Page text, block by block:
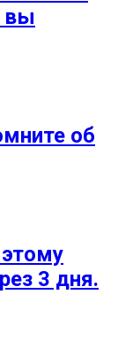
вы
об
3 дня.